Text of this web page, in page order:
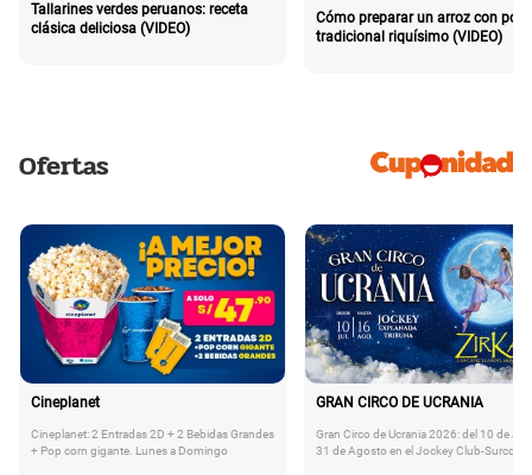
Tallarines verdes peruanos: receta
clásica deliciosa (VIDEO)
Cómo preparar un arroz con pollo
tradicional riquísimo (VIDEO)
Ofertas
Cineplanet
Cineplanet: 2 Entradas 2D + 2 Bebidas Grandes
+ Pop corn gigante. Lunes a Domingo
GRAN CIRCO DE UCRANIA
Gran Circo de Ucrania 2026: del 10 de
31 de Agosto en el Jockey Club-Surco